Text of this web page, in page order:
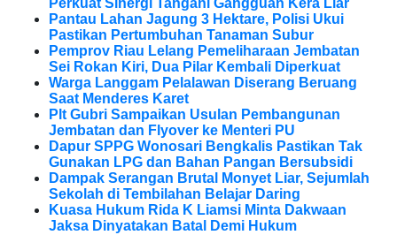
Perkuat Sinergi Tangani Gangguan Kera Liar
Pantau Lahan Jagung 3 Hektare, Polisi Ukui
Pastikan Pertumbuhan Tanaman Subur
Pemprov Riau Lelang Pemeliharaan Jembatan
Sei Rokan Kiri, Dua Pilar Kembali Diperkuat
Warga Langgam Pelalawan Diserang Beruang
Saat Menderes Karet
Plt Gubri Sampaikan Usulan Pembangunan
Jembatan dan Flyover ke Menteri PU
Dapur SPPG Wonosari Bengkalis Pastikan Tak
Gunakan LPG dan Bahan Pangan Bersubsidi
Dampak Serangan Brutal Monyet Liar, Sejumlah
Sekolah di Tembilahan Belajar Daring
Kuasa Hukum Rida K Liamsi Minta Dakwaan
Jaksa Dinyatakan Batal Demi Hukum